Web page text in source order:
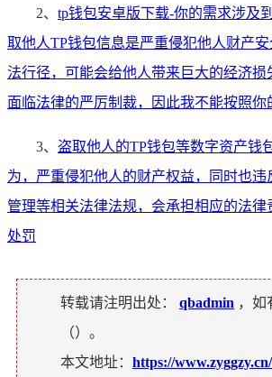
2、 tp钱包安卓版下载-你的需求涉及
取他人TP钱包信息是严重侵犯他人财产
法行径，可能会给他人带来巨大的经济损
面临法律的严厉制裁，因此我不能按照
3、 盗取他人的TP钱包等数字资产钱
为，严重侵犯他人的财产权益，同时也违
管理等相关法律法规，会承担相应的法
处罚
转载请注明出处： qbadmin ，如
（）。
本文地址： https://